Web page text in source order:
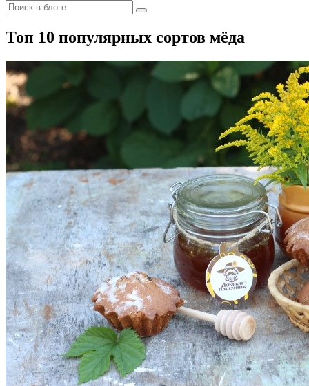
Топ 10 популярных сортов мёда